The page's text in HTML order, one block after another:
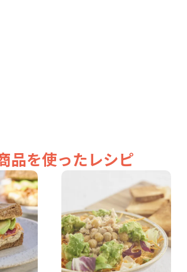
品を使ったレシピ